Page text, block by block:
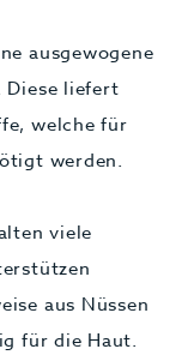
ausgewogene
Diese liefert
welche für
werden.
viele
aus Nüssen
für die Haut.